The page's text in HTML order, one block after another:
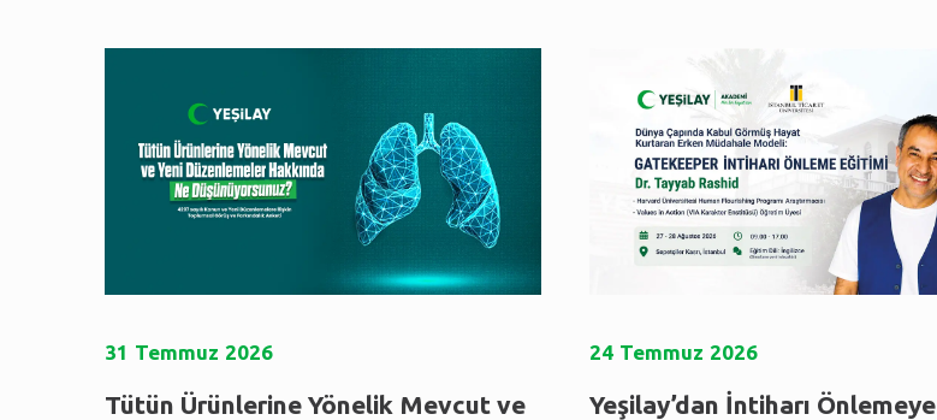
31 Temmuz 2026
Tütün Ürünlerine Yönelik Mevcut ve
24 Temmuz 2026
Yeşilay’dan İntiharı Önlemeye